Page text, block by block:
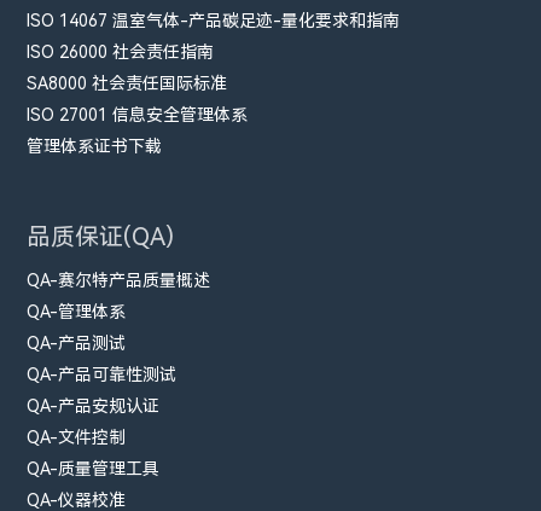
ISO 14067 温室气体-产品碳足迹-量化要求和指南
ISO 26000 社会责任指南
SA8000 社会责任国际标准
ISO 27001 信息安全管理体系
管理体系证书下载
品质保证(QA)
QA-赛尔特产品质量概述
QA-管理体系
QA-产品测试
QA-产品可靠性测试
QA-产品安规认证
QA-文件控制
QA-质量管理工具
QA-仪器校准